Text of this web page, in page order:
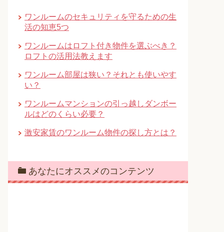
ワンルームのセキュリティを守るための生
活の知恵5つ
ワンルームはロフト付き物件を選ぶべき？
ロフトの活用法教えます
ワンルーム部屋は狭い？それとも使いやす
い？
ワンルームマンションの引っ越しダンボー
ルはどのくらい必要？
激安家賃のワンルーム物件の探し方とは？
あなたにオススメのコンテンツ